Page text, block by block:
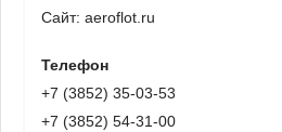
Сайт: aeroflot.ru
Телефон
+7 (3852) 35-03-53
+7 (3852) 54-31-00